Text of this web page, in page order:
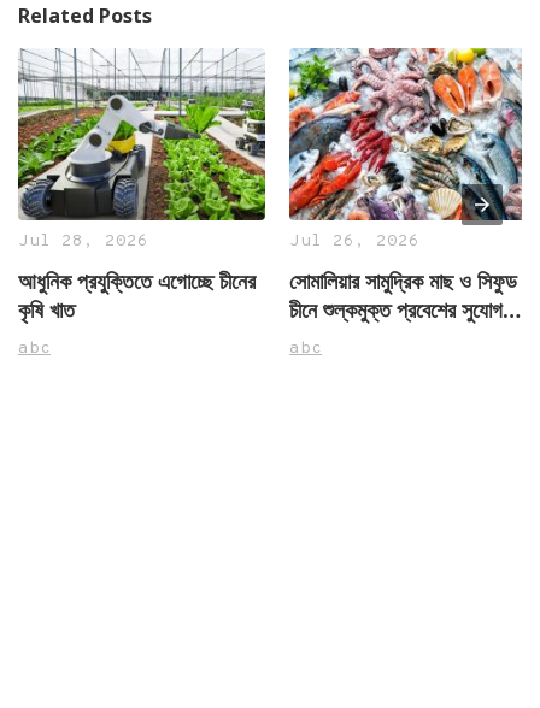
Related Posts
Jul 28, 2026
আধুনিক প্রযুক্তিতে এগোচ্ছে চীনের
কৃষি খাত
abc
Jul 26, 2026
সোমালিয়ার সামুদ্রিক মাছ ও সিফুড
চীনে শুল্কমুক্ত প্রবেশের সুযোগ
পাচ্ছে
abc